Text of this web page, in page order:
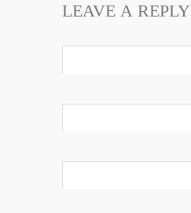
LEAVE A REPLY